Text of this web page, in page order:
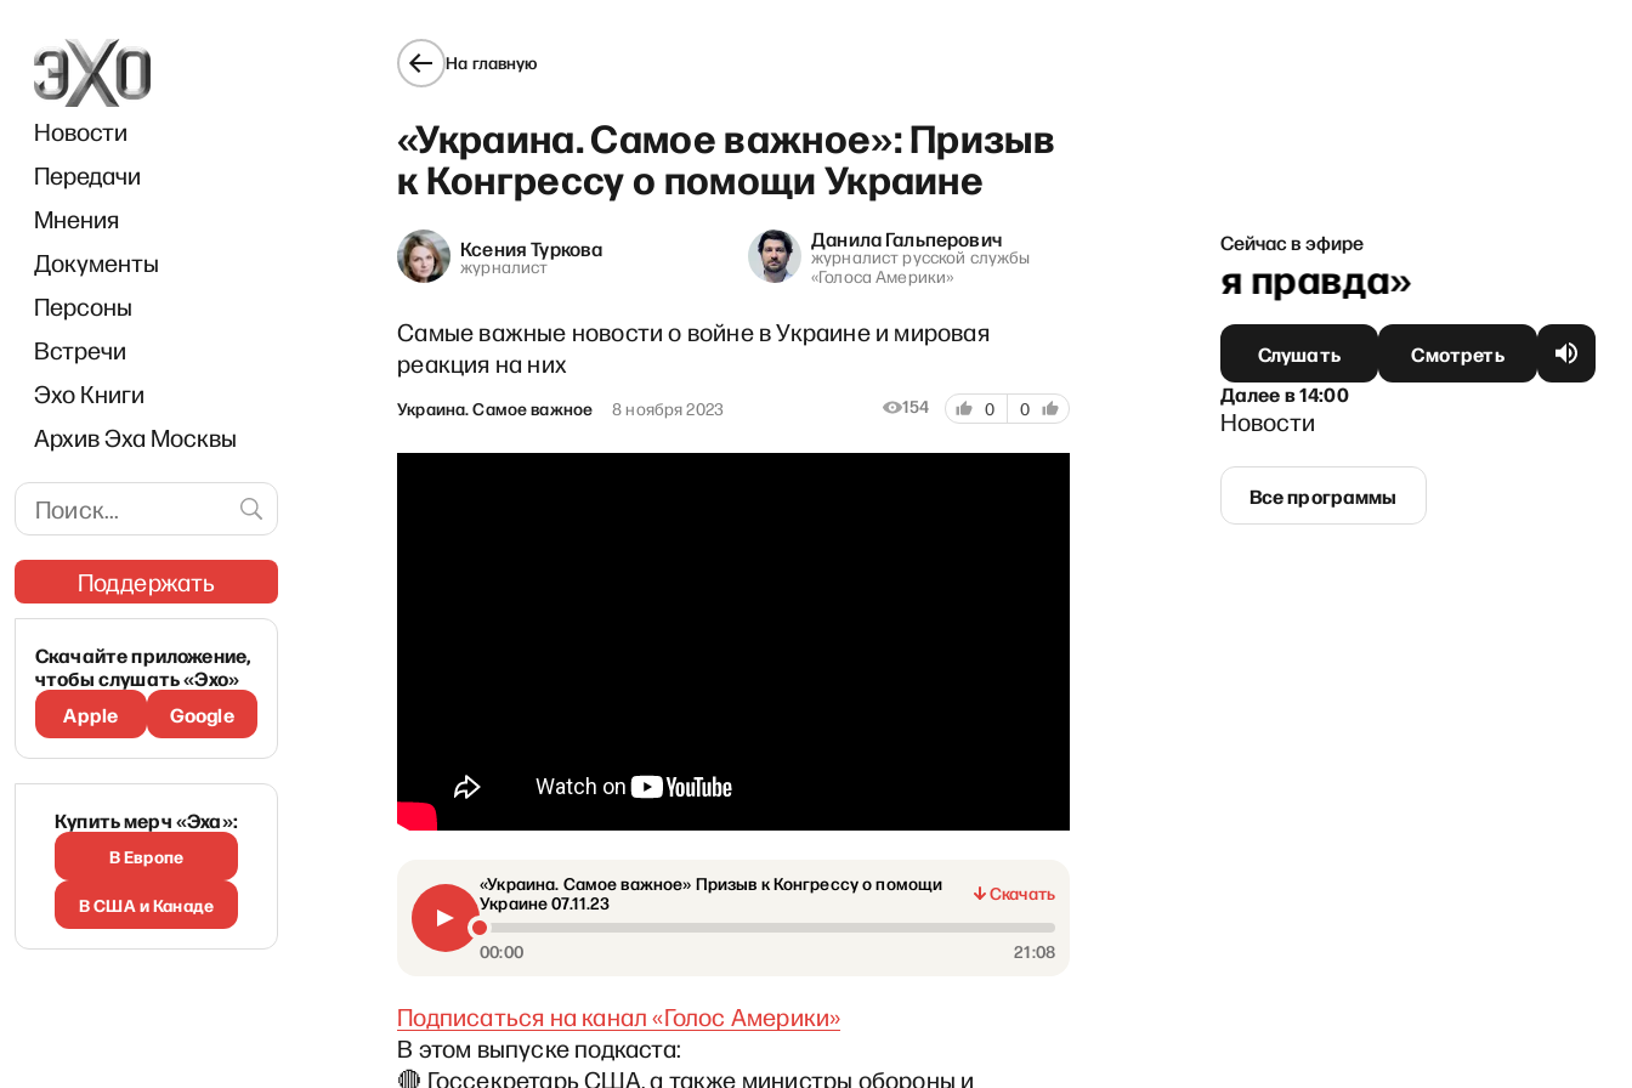
Новости
Передачи
Мнения
Документы
Персоны
Встречи
Эхо Книги
Архив Эха Москвы
Поддержать
Скачайте приложение,
чтобы слушать «Эхо»
Apple
Google
Купить мерч «Эха»:
В Европе
В США и Канаде
На главную
«Украина. Самое важное»: Призыв
к Конгрессу о помощи Украине
Ксения Туркова
журналист
Данила Гальперович
журналист русской службы
«Голоса Америки»
Самые важные новости о войне в Украине и мировая
реакция на них
Украина. Самое важное 8 ноября 2023 154 0 0
«Украина. Самое важное» Призыв к Конгрессу о помощи
Украине 07.11.23
Скачать
00:00 21:08
Подписаться на канал «Голос Америки»
В этом выпуске подкаста:
🔴 Госсекретарь США, а также министры обороны и
Сейчас в эфире
«Ганапольская правда»
Слушать
Смотреть
Далеев14:00
Новости
Все программы